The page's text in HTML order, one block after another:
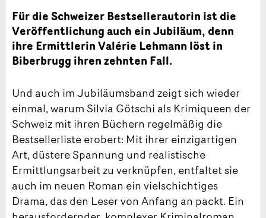
Für die Schweizer Bestsellerautorin ist die
Veröffentlichung auch ein Jubiläum, denn
ihre Ermittlerin Valérie Lehmann löst in
Biberbrugg ihren zehnten Fall.
Und auch im Jubiläumsband zeigt sich wieder
einmal, warum Silvia Götschi als Krimiqueen der
Schweiz mit ihren Büchern regelmäßig die
Bestsellerliste erobert: Mit ihrer einzigartigen
Art, düstere Spannung und realistische
Ermittlungsarbeit zu verknüpfen, entfaltet sie
auch im neuen Roman ein vielschichtiges
Drama, das den Leser von Anfang an packt. Ein